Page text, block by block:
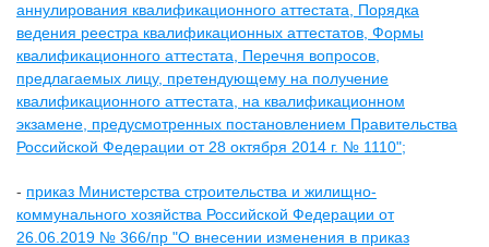
аннулирования квалификационного аттестата, Порядка
ведения реестра квалификационных аттестатов, Формы
квалификационного аттестата, Перечня вопросов,
предлагаемых лицу, претендующему на получение
квалификационного аттестата, на квалификационном
экзамене, предусмотренных постановлением Правительства
Российской Федерации от 28 октября 2014 г. № 1110";
- приказ Министерства строительства и жилищно-
коммунального хозяйства Российской Федерации от
26.06.2019 № 366/пр "О внесении изменения в приказ